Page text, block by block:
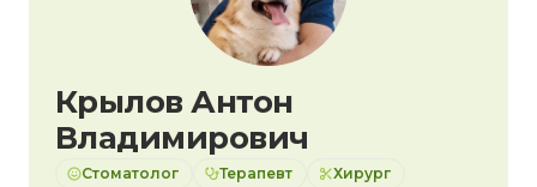
Крылов Антон
Владимирович
Стоматолог Терапевт
Хирург